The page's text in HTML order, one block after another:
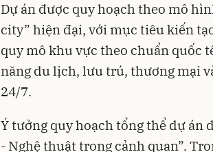
Dự án được quy hoạch theo mô
city” hiện đại, với mục tiêu kiến
quy mô khu vực theo chuẩn quốc
năng du lịch, lưu trú, thương mại
24/7.
Ý tưởng quy hoạch tổng thể dự án
- Nghệ thuật trong cảnh quan”.